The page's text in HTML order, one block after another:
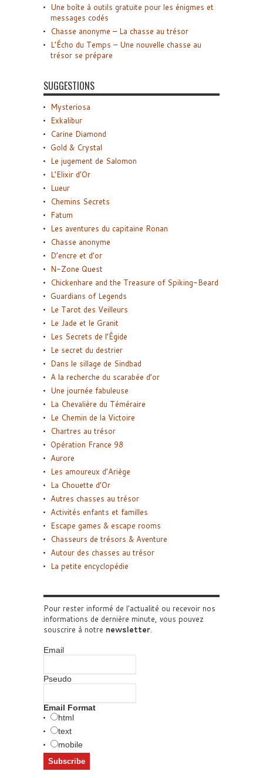
Une boîte à outils gratuite pour les énigmes et
messages codés
Chasse anonyme – La chasse au trésor
L’Écho du Temps – Une nouvelle chasse au
trésor se prépare
SUGGESTIONS
Mysteriosa
Exkalibur
Carine Diamond
Gold & Crystal
Le jugement de Salomon
L’Elixir d’Or
Lueur
Chemins Secrets
Fatum
Les aventures du capitaine Ronan
Chasse anonyme
D’encre et d’or
N-Zone Quest
Chickenhare and the Treasure of Spiking-Beard
Guardians of Legends
Le Tarot des Veilleurs
Le Jade et le Granit
Les Secrets de l’Égide
Le secret du destrier
Dans le sillage de Sindbad
A la recherche du scarabée d’or
Une journée fabuleuse
La Chevalière du Téméraire
Le Chemin de la Victoire
Chartres au trésor
Opération France 98
Aurore
Les amoureux d’Ariège
La Chouette d’Or
Autres chasses au trésor
Activités enfants et familles
Escape games & escape rooms
Chasseurs de trésors & Aventure
Autour des chasses au trésor
La petite encyclopédie
Pour rester informé de l'actualité ou recevoir nos
informations de dernière minute, vous pouvez
souscrire à notre newsletter.
Email
Pseudo
Email Format
html
text
mobile